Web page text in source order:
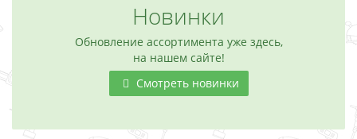
Новинки
Обновление ассортимента уже здесь,
на нашем сайте!
Смотреть новинки